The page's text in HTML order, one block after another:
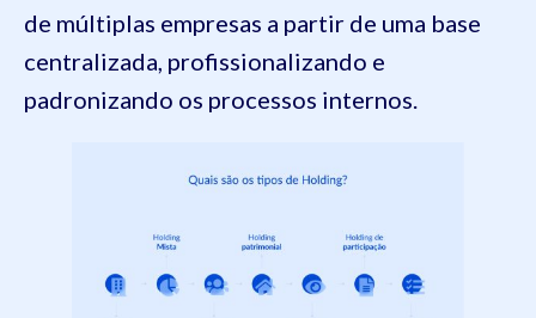
de múltiplas empresas a partir de uma base
centralizada, profissionalizando e
padronizando os processos internos.